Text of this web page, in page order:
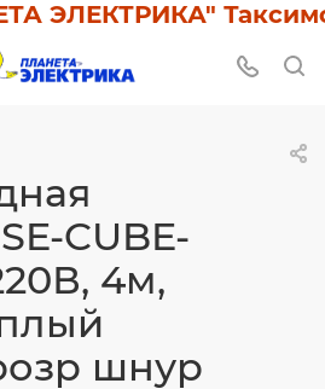
Таксимо:
CUBE-
4м,
шнур